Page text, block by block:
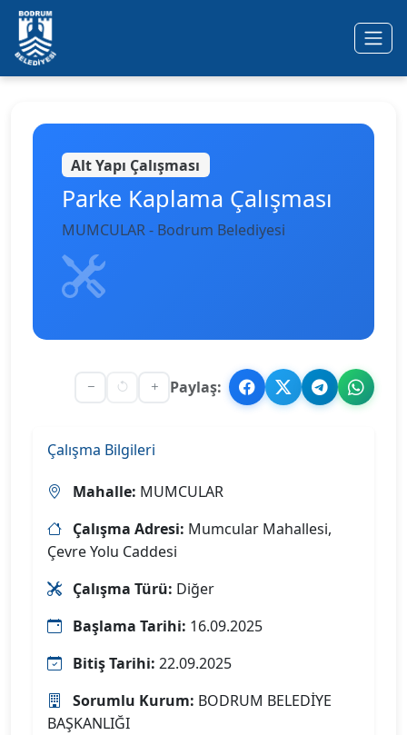
Ana içeriğe geç
Alt Yapı Çalışması
Parke Kaplama Çalışması
MUMCULAR - Bodrum Belediyesi
Paylaş:
Çalışma Bilgileri
Mahalle: MUMCULAR
Çalışma Adresi: Mumcular Mahallesi,
Çevre Yolu Caddesi
Çalışma Türü: Diğer
Başlama Tarihi: 16.09.2025
Bitiş Tarihi: 22.09.2025
Sorumlu Kurum: BODRUM BELEDİYE
BAŞKANLIĞI